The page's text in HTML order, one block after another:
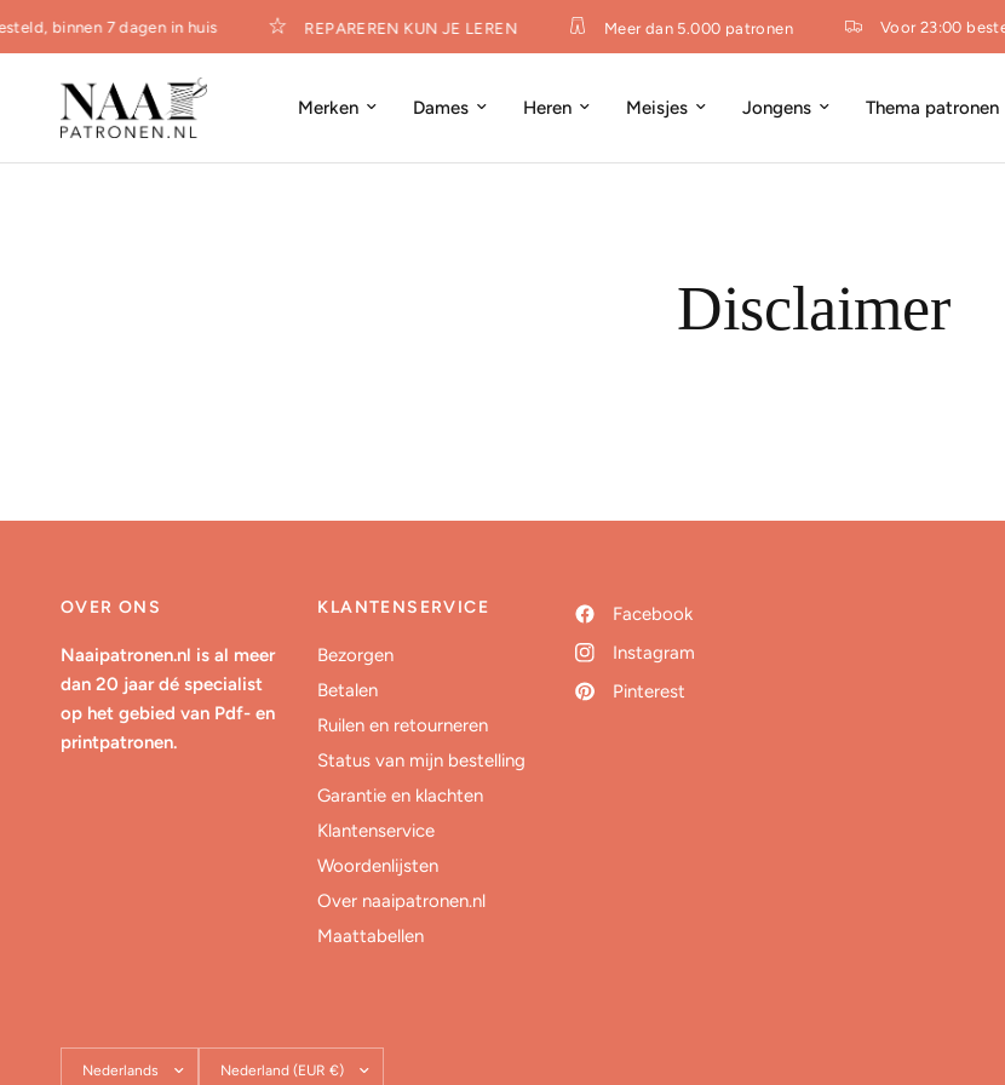
binnen 7 dagen in huis REPAREREN KUN JE LEREN Meer dan 5.000 patronen Voor 23:00
Merken Dames Heren Meisjes Jongens Thema patronen
Disclaimer
OVER ONS
Naaipatronen.nl is al meer
dan 20 jaar dé specialist
op het gebied van Pdf- en
printpatronen.
KLANTENSERVICE
Bezorgen
Betalen
Ruilen en retourneren
Status van mijn bestelling
Garantie en klachten
Klantenservice
Woordenlijsten
Over naaipatronen.nl
Maattabellen
Facebook
Instagram
Pinterest